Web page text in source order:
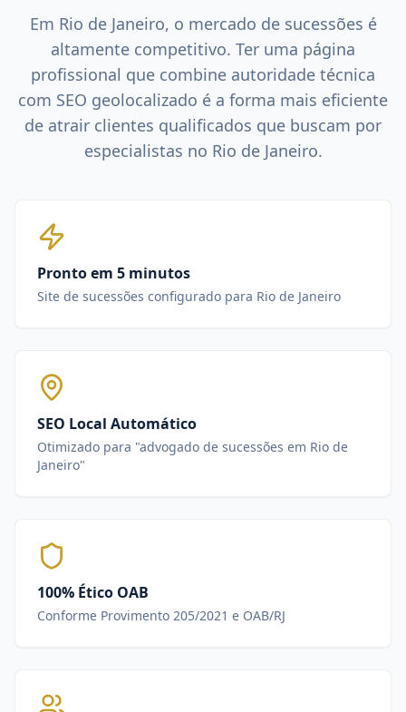
Em Rio de Janeiro, o mercado de sucessões é
altamente competitivo. Ter uma página
profissional que combine autoridade técnica
com SEO geolocalizado é a forma mais eficiente
de atrair clientes qualificados que buscam por
especialistas no Rio de Janeiro.
Pronto em 5 minutos
Site de sucessões configurado para Rio de Janeiro
SEO Local Automático
Otimizado para "advogado de sucessões em Rio de
Janeiro"
100% Ético OAB
Conforme Provimento 205/2021 e OAB/RJ